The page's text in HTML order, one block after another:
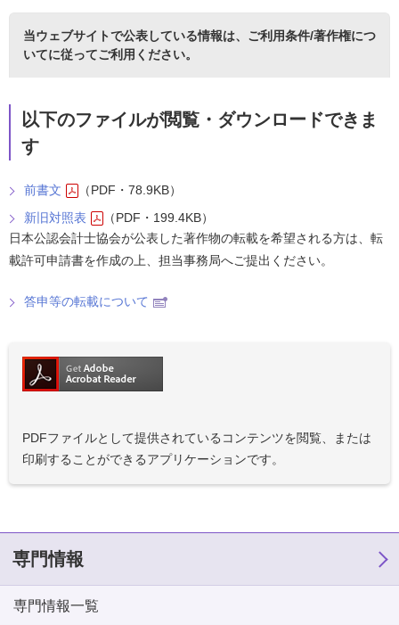
当ウェブサイトで公表している情報は、 ご利用条件/著作権につ
いてに従ってご利用ください。
以下のファイルが閲覧・ダウンロードできま
す
前書文
（PDF・78.9KB）
新旧対照表
（PDF・199.4KB）
日本公認会計士協会が公表した著作物の転載を希望される方は、転
載許可申請書を作成の上、担当事務局へご提出ください。
答申等の転載について
PDFファイルとして提供されているコンテンツを閲覧、または
印刷することができるアプリケーションです。
専門情報
専門情報一覧